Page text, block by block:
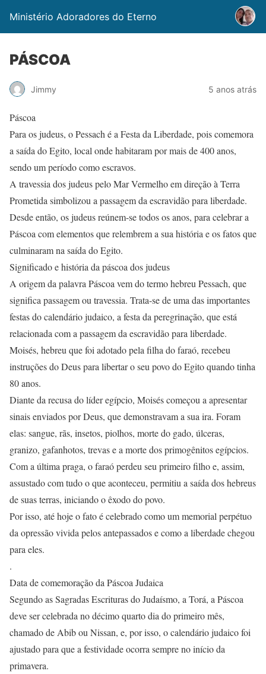
Ministério Adoradores do Eterno
PÁSCOA
Jimmy 5 anos atrás
Páscoa
Para os judeus, o Pessach é a Festa da Liberdade, pois comemora
a saída do Egito, local onde habitaram por mais de 400 anos,
sendo um período como escravos.
A travessia dos judeus pelo Mar Vermelho em direção à Terra
Prometida simbolizou a passagem da escravidão para liberdade.
Desde então, os judeus reúnem-se todos os anos, para celebrar a
Páscoa com elementos que relembrem a sua história e os fatos que
culminaram na saída do Egito.
Significado e história da páscoa dos judeus
A origem da palavra Páscoa vem do termo hebreu Pessach, que
significa passagem ou travessia. Trata-se de uma das importantes
festas do calendário judaico, a festa da peregrinação, que está
relacionada com a passagem da escravidão para liberdade.
Moisés, hebreu que foi adotado pela filha do faraó, recebeu
instruções do Deus para libertar o seu povo do Egito quando tinha
80 anos.
Diante da recusa do líder egípcio, Moisés começou a apresentar
sinais enviados por Deus, que demonstravam a sua ira. Foram
elas: sangue, rãs, insetos, piolhos, morte do gado, úlceras,
granizo, gafanhotos, trevas e a morte dos primogênitos egípcios.
Com a última praga, o faraó perdeu seu primeiro filho e, assim,
assustado com tudo o que aconteceu, permitiu a saída dos hebreus
de suas terras, iniciando o êxodo do povo.
Por isso, até hoje o fato é celebrado como um memorial perpétuo
da opressão vivida pelos antepassados e como a liberdade chegou
para eles.
.
Data de comemoração da Páscoa Judaica
Segundo as Sagradas Escrituras do Judaísmo, a Torá, a Páscoa
deve ser celebrada no décimo quarto dia do primeiro mês,
chamado de Abib ou Nissan, e, por isso, o calendário judaico foi
ajustado para que a festividade ocorra sempre no início da
primavera.